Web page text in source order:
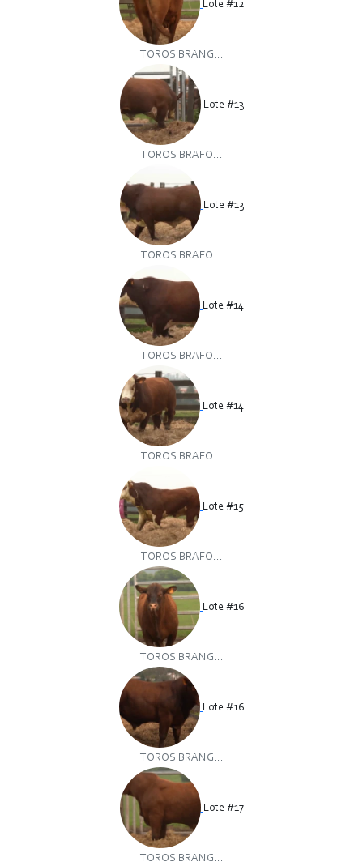
Lote #12
TOROS BRANG...
Lote #13
TOROS BRAFO...
Lote #13
TOROS BRAFO...
Lote #14
TOROS BRAFO...
Lote #14
TOROS BRAFO...
Lote #15
TOROS BRAFO...
Lote #16
TOROS BRANG...
Lote #16
TOROS BRANG...
Lote #17
TOROS BRANG...